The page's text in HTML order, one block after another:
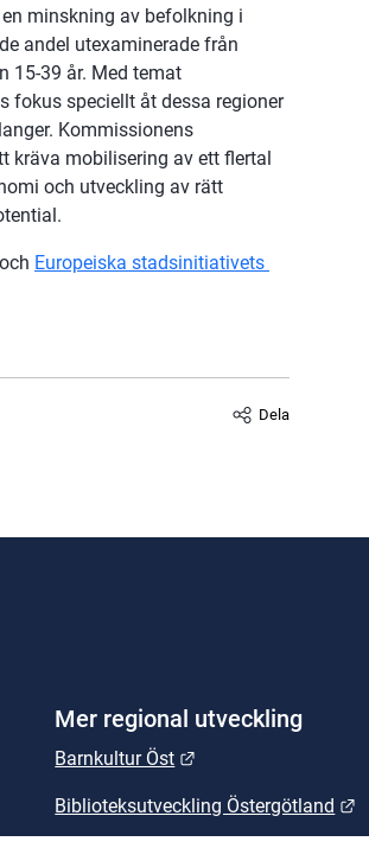
minskning av befolkning i
andel utexaminerade från
till annan webbplats.
fokus speciellt åt dessa regioner
Kommissionens
kräva mobilisering av ett flertal
och utveckling av rätt
Länk till annan webbplats.
och Europeiska stadsinitiativets
Dela
Mer regional utveckling
Barnkultur Öst
Biblioteksutveckling Östergötland